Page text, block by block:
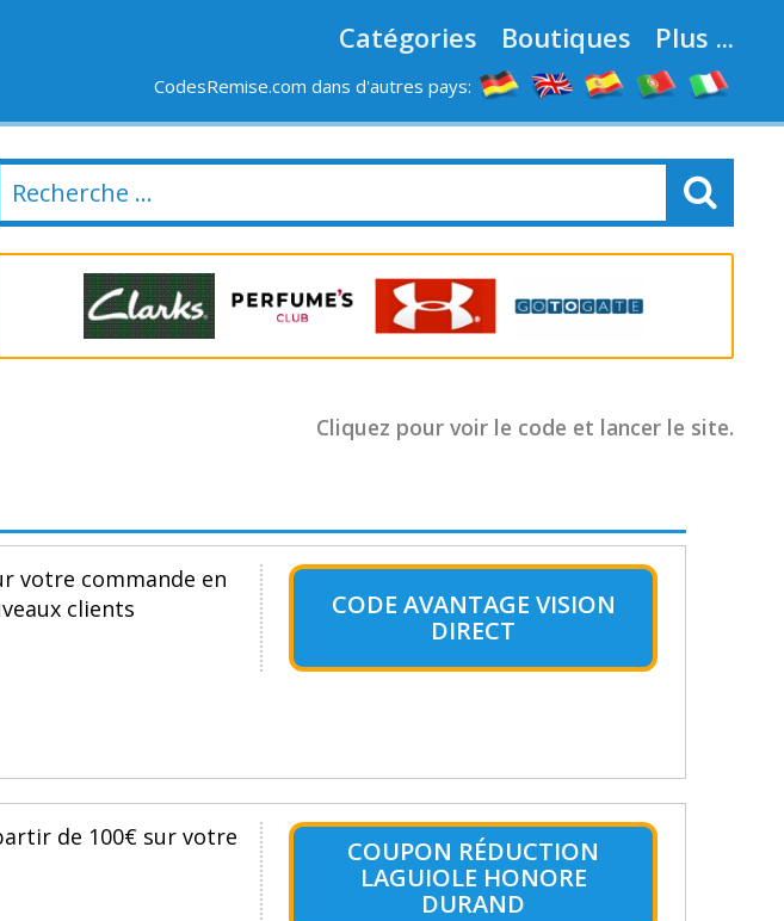
Catégories Boutiques Plus ...
CodesRemise.com dans d'autres pays:
JOURS NOUVELLES MAGASINS
Cliquez pour voir le code et lancer le site.
votre commande en
clients
CODE AVANTAGE VISION
DIRECT
de 100€ sur votre
COUPON RÉDUCTION
LAGUIOLE HONORE
DURAND